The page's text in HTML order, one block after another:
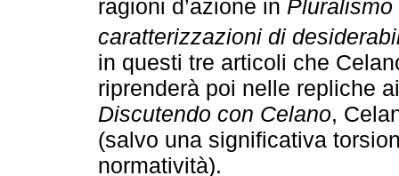
ragioni d’azione in
caratterizzazioni di
in questi tre articoli che
riprenderà poi nelle repliche
Discutendo con Celano,
(salvo una significativa
normatività).